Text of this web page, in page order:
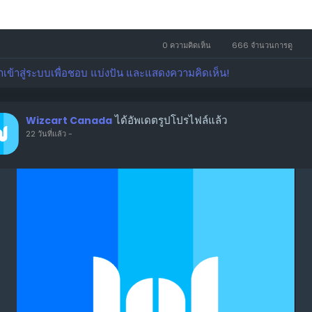
0 ความคิดเห็น 666 จำนวนการดู
ข้าสู่ระบบเพื่อชอบ แบ่งปัน และแสดงความคิดเห็น!
Wizcart Canada ได้อัพเดตรูปโปรไฟล์แล้ว
22 วันที่แล้ว-